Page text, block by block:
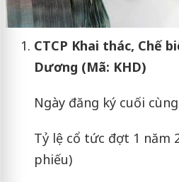
CTCP Khai thác, Chế
Dương (Mã: KHD)
Ngày đăng ký cuối
Tỷ lệ cổ tức đợt 1 năm
phiếu)